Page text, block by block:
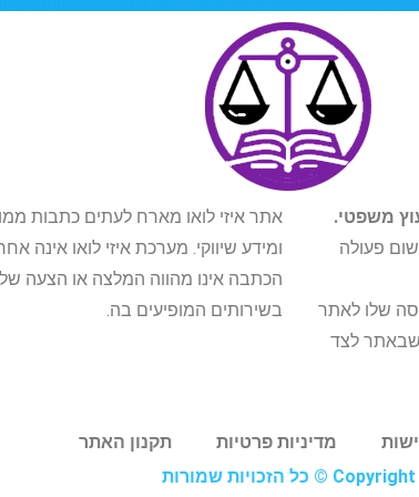
משפטי.
פעולה
שלו לאתר
שבאתר לצד
אתר איזי לואו מארח לעתים כתבות
ומידע שיווקי. מערכת איזי לואו
הכתבה אינו מהווה המלצה או הצעה
בשירותים המופיעים בה.
מדיניות פרטיות
תקנון האתר
Copyright © כל הזכויות שמורות